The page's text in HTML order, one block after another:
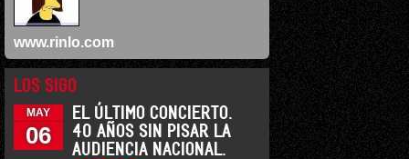
www.rinlo.com
LOS SIGO
MAY
06
EL ÚLTIMO CONCIERTO.
40 AÑOS SIN PISAR LA
AUDIENCIA NACIONAL.